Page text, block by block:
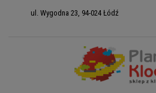
ul. Wygodna 23, 94-024 Łódź